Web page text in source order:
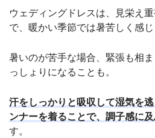
ウェディングドレスは、見栄え
で、暖かい季節では暑苦しく感じ
暑いのが苦手な場合、緊張も相
っしょりになることも。
汗をしっかりと吸収して湿気を
ンナーを着ることで、調子感に
す。